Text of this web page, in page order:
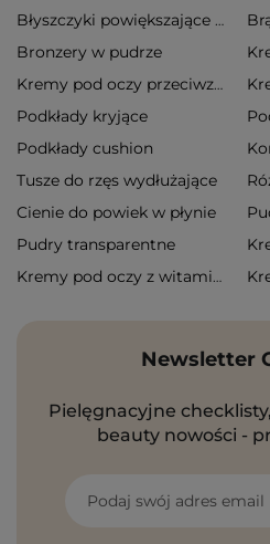
Błyszczyki powiększające usta
Bronzery w pudrze
Kremy pod oczy przeciwzmarszczkowe
Podkłady kryjące
Podkłady cushion
Tusze do rzęs wydłużające
Cienie do powiek w płynie
Pudry transparentne
Kremy pod oczy z witaminą c
Newsletter
Pielęgnacyjne
beauty nowości -
Podaj swój adres email